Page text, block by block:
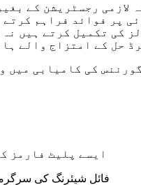
پر فوائد فراہم
کی تکمیل کرتے ہیں
حل کے امتزاج والے
کی کامیابی
ایسے پلیٹ فارمز
فائل شیئرنگ کی